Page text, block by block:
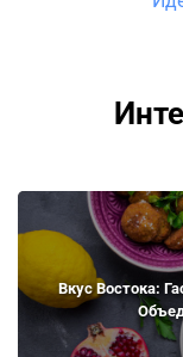
Вкус Востока: